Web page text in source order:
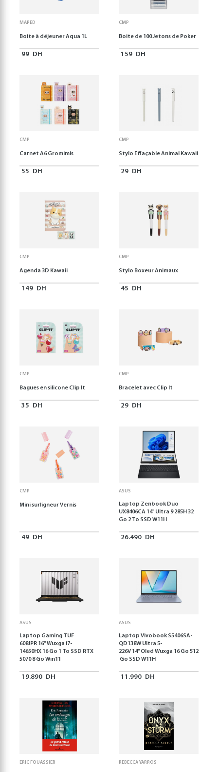
MAPED
Boite à déjeuner Aqua 1L
99 DH
CMP
Boite de 100 Jetons de Poker
159 DH
CMP
Carnet A6 Gromimis
55 DH
CMP
Stylo Effaçable Animal Kawaii
29 DH
CMP
Agenda 3D Kawaii
149 DH
CMP
Stylo Boxeur Animaux
45 DH
CMP
Bagues en silicone Clip It
35 DH
CMP
Bracelet avec Clip It
29 DH
CMP
Mini surligneur Vernis
49 DH
ASUS
Laptop Zenbook Duo
UX8406CA 14'' Ultra 9 285H 32
Go 2 To SSD W11H
26.490 DH
ASUS
Laptop Gaming TUF
608JPR 16'' Wuxga i7-
14650HX 16 Go 1 To SSD RTX
5070 8 Go Win11
19.890 DH
ASUS
Laptop Vivobook S5406SA-
QD138W Ultra 5-
226V 14" Oled Wuxga 16 Go 512
Go SSD W11H
11.990 DH
ERIC FOUASSIER REBECCA YARROS